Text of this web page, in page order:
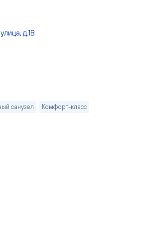
д.1В
санузел Комфорт-класс